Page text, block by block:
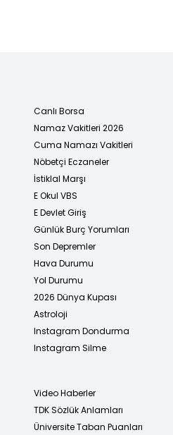
Canlı Borsa
Namaz Vakitleri 2026
Cuma Namazı Vakitleri
Nöbetçi Eczaneler
İstiklal Marşı
E Okul VBS
E Devlet Giriş
Günlük Burç Yorumları
Son Depremler
Hava Durumu
Yol Durumu
2026 Dünya Kupası
Astroloji
Instagram Dondurma
Instagram Silme
Video Haberler
TDK Sözlük Anlamları
Üniversite Taban Puanları